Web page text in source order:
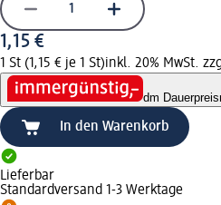
1,15 €
1 St (1,15 € je 1 St)inkl. 20% MwSt.
dm Dauerpreis
In den Warenkorb
Lieferbar
Standardversand 1-3 Werktage